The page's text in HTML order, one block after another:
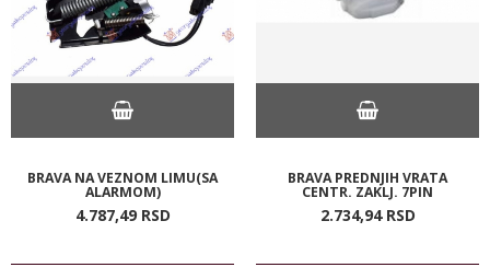
BRAVA NA VEZNOM LIMU(SA
ALARMOM)
4.787,49 RSD
BRAVA PREDNJIH VRATA
CENTR. ZAKLJ. 7PIN
2.734,94 RSD